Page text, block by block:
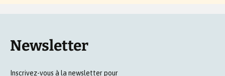
Newsletter
Inscrivez-vous à la newsletter pour